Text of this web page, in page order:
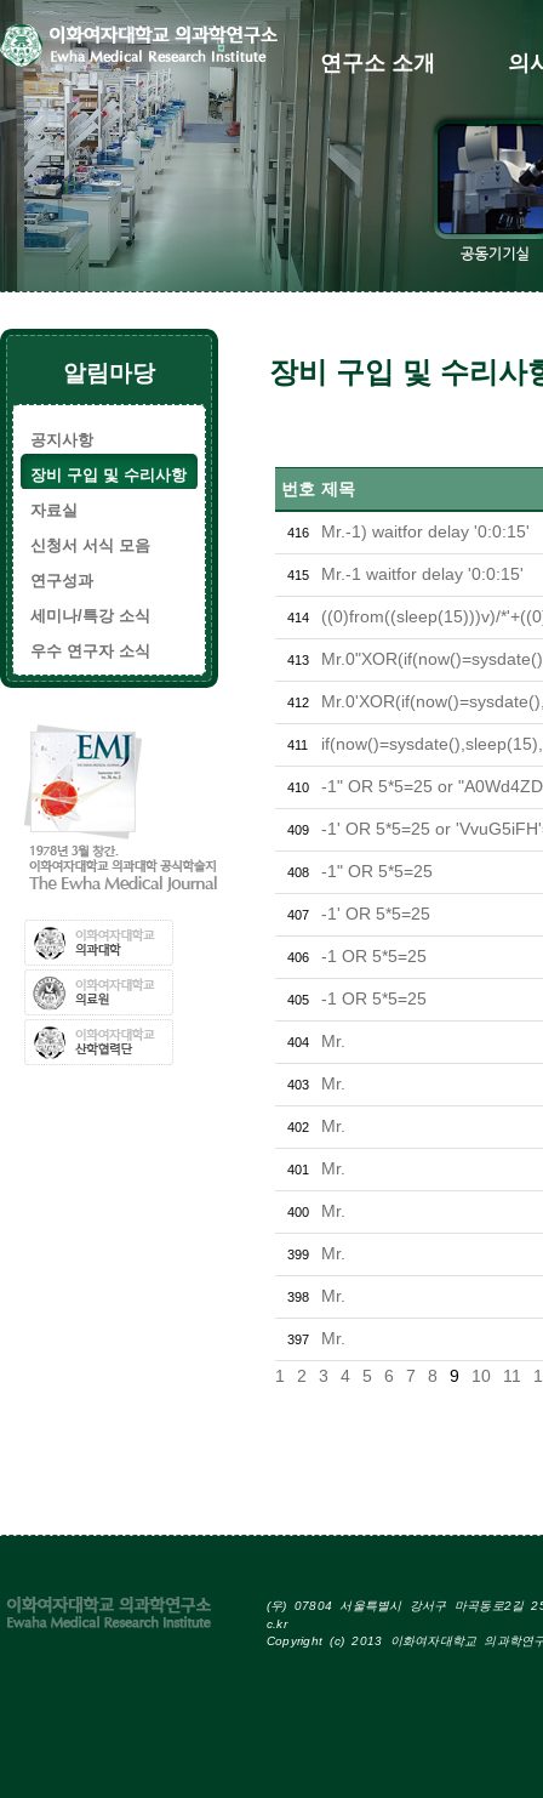
연구소 소개 의
알림마당
공지사항
장비 구입 및 수리사항
자료실
신청서 서식 모음
연구성과
세미나/특강 소식
우수 연구자 소식
장비 구입 및 수리사
번호 제목
416 Mr.-1) waitfor delay '0:0:15'
415 Mr.-1 waitfor delay '0:0:15'
414 ((0)from((sleep(15)))v)/
413
412
411
410 -1" OR 5*5=25 or
409 -1' OR 5*5=25 or
408 -1" OR 5*5=25
407 -1' OR 5*5=25
406 -1 OR 5*5=25
405 -1 OR 5*5=25
404 Mr.
403 Mr.
402 Mr.
401 Mr.
400 Mr.
399 Mr.
398 Mr.
397
Mr.
1
2 3 4 5 6 7 8 9 10 11
(우) 07804 서울특별시 강서구 마곡동로2길
c.kr
Copyright (c) 2013 이화여자대학교 의과학연